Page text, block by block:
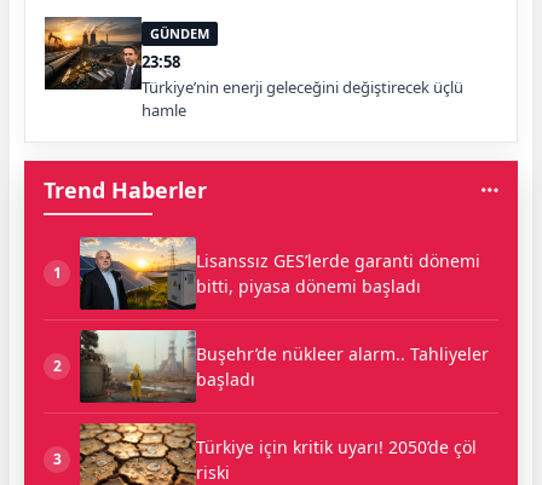
GÜNDEM
23:58
Türkiye’nin enerji geleceğini değiştirecek üçlü
hamle
Trend Haberler
1
Lisanssız GES’lerde garanti dönemi
bitti, piyasa dönemi başladı
2
Buşehr’de nükleer alarm.. Tahliyeler
başladı
3
Türkiye için kritik uyarı! 2050’de çöl
riski